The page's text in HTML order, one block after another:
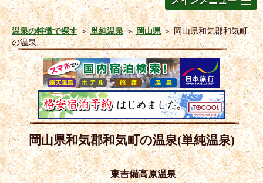
温泉の特徴で探す＞単純温泉＞岡山県＞岡山県和気郡和気町
の温泉
岡山県和気郡和気町の温泉(単純温泉)
東吉備高原温泉